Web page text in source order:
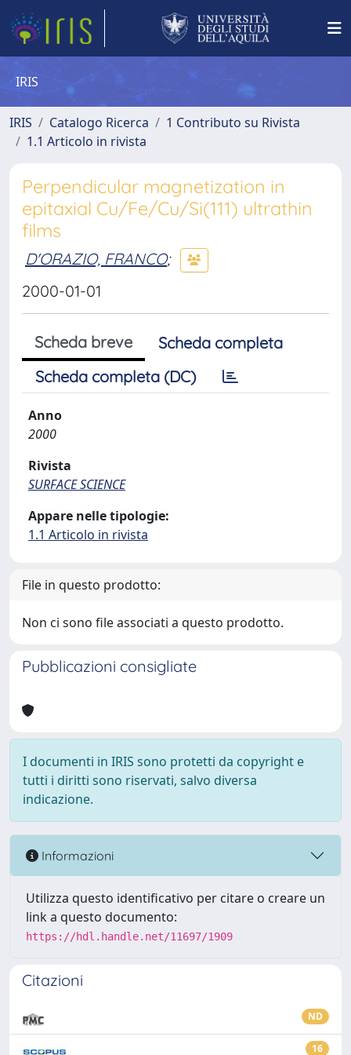
IRIS
IRIS Catalogo Ricerca
1 Contributo su Rivista
1.1 Articolo in rivista
Perpendicular magnetization in
epitaxial Cu/Fe/Cu/Si(111) ultrathin
films
D'ORAZIO, FRANCO;
2000-01-01
Scheda breve
Scheda completa
Scheda completa (DC)
Anno
2000
Rivista
SURFACE SCIENCE
Appare nelle tipologie:
1.1 Articolo in rivista
File in questo prodotto:
Non ci sono file associati a questo prodotto.
Pubblicazioni consigliate
I documenti in IRIS sono protetti da copyright e
tutti i diritti sono riservati, salvo diversa
indicazione.
Informazioni
Utilizza questo identificativo per citare o creare un
link a questo documento:
https://hdl.handle.net/11697/1909
Citazioni
ND
16